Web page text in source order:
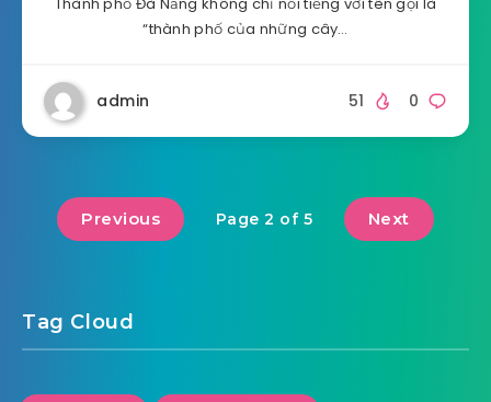
“thành phố của những cây…
admin 0
51
Previous Page 2 of 5 Next
Tag Cloud